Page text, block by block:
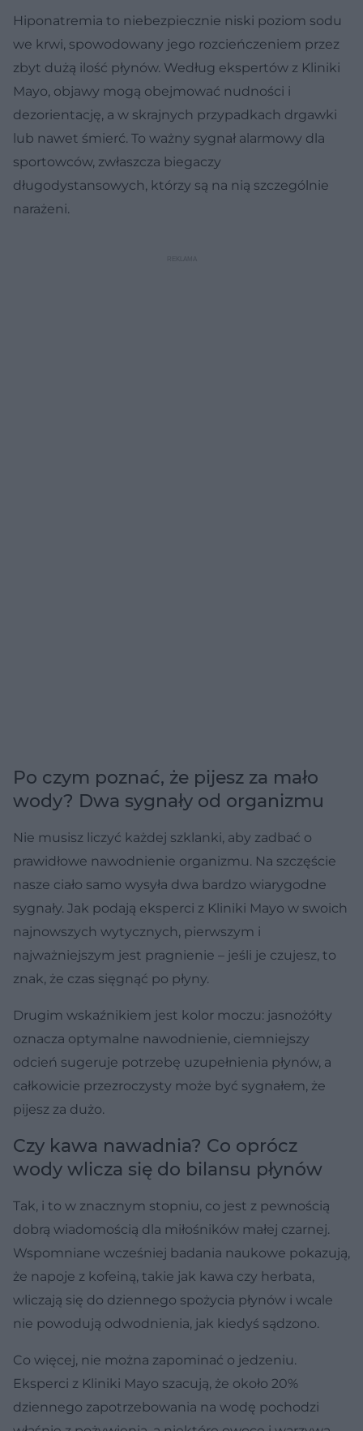
Hiponatremia to niebezpiecznie niski poziom sodu
we krwi, spowodowany jego rozcieńczeniem przez
zbyt dużą ilość płynów. Według ekspertów z Kliniki
Mayo, objawy mogą obejmować nudności i
dezorientację, a w skrajnych przypadkach drgawki
lub nawet śmierć. To ważny sygnał alarmowy dla
sportowców, zwłaszcza biegaczy
długodystansowych, którzy są na nią szczególnie
narażeni.
Po czym poznać, że pijesz za mało
wody? Dwa sygnały od organizmu
Nie musisz liczyć każdej szklanki, aby zadbać o
prawidłowe nawodnienie organizmu. Na szczęście
nasze ciało samo wysyła dwa bardzo wiarygodne
sygnały. Jak podają eksperci z Kliniki Mayo w swoich
najnowszych wytycznych, pierwszym i
najważniejszym jest pragnienie – jeśli je czujesz, to
znak, że czas sięgnąć po płyny.
Drugim wskaźnikiem jest kolor moczu: jasnożółty
oznacza optymalne nawodnienie, ciemniejszy
odcień sugeruje potrzebę uzupełnienia płynów, a
całkowicie przezroczysty może być sygnałem, że
pijesz za dużo.
Czy kawa nawadnia? Co oprócz
wody wlicza się do bilansu płynów
Tak, i to w znacznym stopniu, co jest z pewnością
dobrą wiadomością dla miłośników małej czarnej.
Wspomniane wcześniej badania naukowe pokazują,
że napoje z kofeiną, takie jak kawa czy herbata,
wliczają się do dziennego spożycia płynów i wcale
nie powodują odwodnienia, jak kiedyś sądzono.
Co więcej, nie można zapominać o jedzeniu.
Eksperci z Kliniki Mayo szacują, że około 20%
dziennego zapotrzebowania na wodę pochodzi